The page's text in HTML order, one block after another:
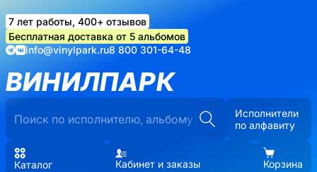
7 лет работы, 400+ отзывов
Бесплатная доставка от 5 альбомов
info@vinylpark.ru8 800 301-64-48
ВИНИЛПАРК
Исполнители
по алфавиту
Каталог Кабинет и заказы Корзина